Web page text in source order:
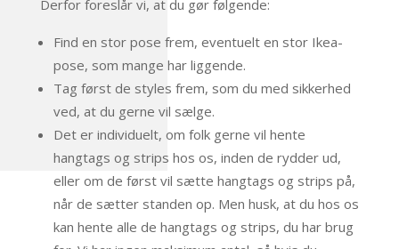
Derfor foreslår vi, at du gør følgende:
Find en stor pose frem, eventuelt en stor Ikea-
pose, som mange har liggende.
Tag først de styles frem, som du med sikkerhed
ved, at du gerne vil sælge.
Det er individuelt, om folk gerne vil hente
hangtags og strips hos os, inden de rydder ud,
eller om de først vil sætte hangtags og strips på,
når de sætter standen op. Men husk, at du hos os
kan hente alle de hangtags og strips, du har brug